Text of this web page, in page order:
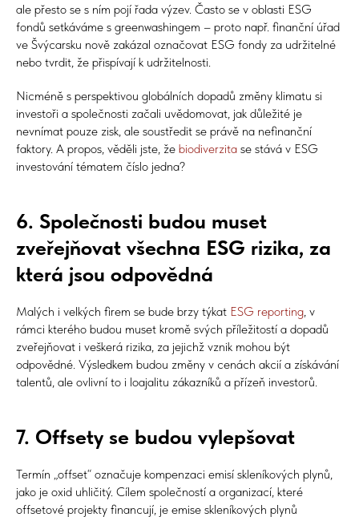
ale přesto se s ním pojí řada výzev. Často se v oblasti ESG
fondů setkáváme s greenwashingem – proto např. finanční úřad
ve Švýcarsku nově zakázal označovat ESG fondy za udržitelné
nebo tvrdit, že přispívají k udržitelnosti.
Nicméně s perspektivou globálních dopadů změny klimatu si
investoři a společnosti začali uvědomovat, jak důležité je
nevnímat pouze zisk, ale soustředit se právě na nefinanční
faktory. A propos, věděli jste, že biodiverzita se stává v ESG
investování tématem číslo jedna?
6. Společnosti budou muset
zveřejňovat všechna ESG rizika, za
která jsou odpovědná
Malých i velkých firem se bude brzy týkat ESG reporting, v
rámci kterého budou muset kromě svých příležitostí a dopadů
zveřejňovat i veškerá rizika, za jejichž vznik mohou být
odpovědné. Výsledkem budou změny v cenách akcií a získávání
talentů, ale ovlivní to i loajalitu zákazníků a přízeň investorů.
7. Offsety se budou vylepšovat
Termín „offset“ označuje kompenzaci emisí skleníkových plynů,
jako je oxid uhličitý. Cílem společností a organizací, které
offsetové projekty financují, je emise skleníkových plynů